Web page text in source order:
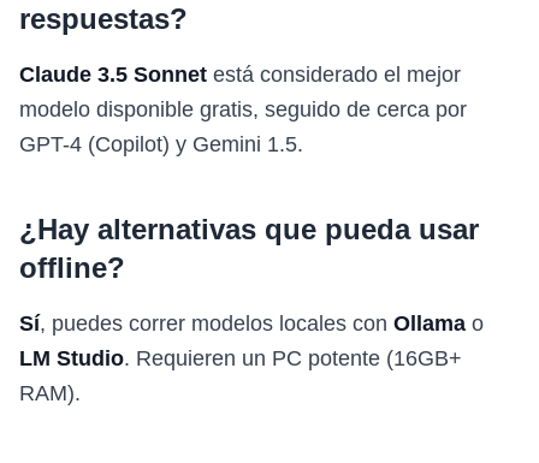
respuestas?
Claude 3.5 Sonnet está considerado el mejor
modelo disponible gratis, seguido de cerca por
GPT-4 (Copilot) y Gemini 1.5.
¿Hay alternativas que pueda usar
offline?
Sí, puedes correr modelos locales con Ollama o
LM Studio. Requieren un PC potente (16GB+
RAM).